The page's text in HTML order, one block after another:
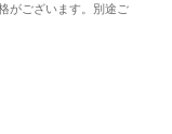
がございます。別途ご